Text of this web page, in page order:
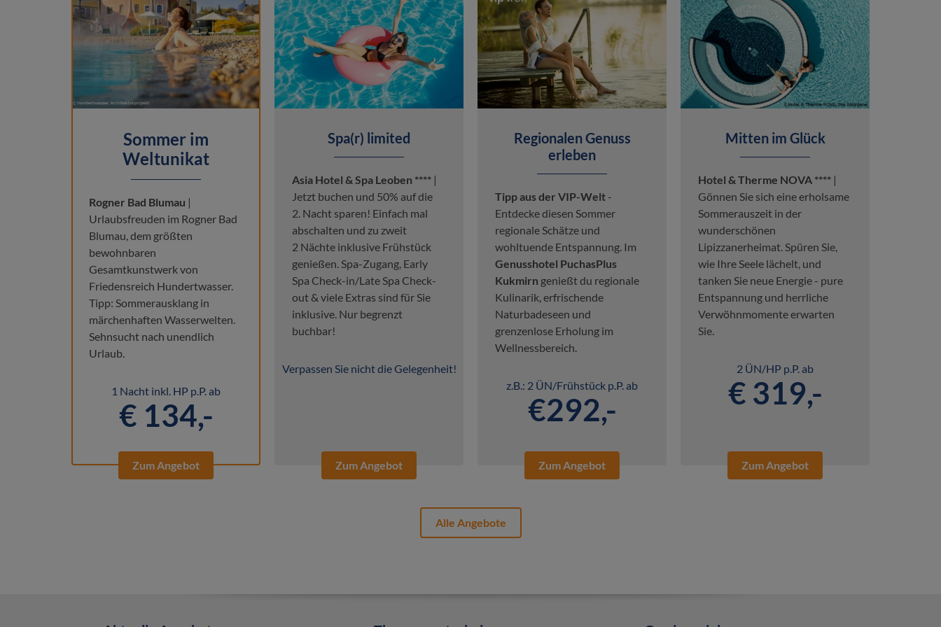
Sommer im
Weltunikat
Rogner Bad Blumau |
Urlaubsfreuden im Rogner Bad
Blumau, dem größten
bewohnbaren
Gesamtkunstwerk von
Friedensreich Hundertwasser.
Tipp: Sommerausklang in
märchenhaften Wasserwelten.
Sehnsucht nach unendlich
Urlaub.
1 Nacht inkl. HP p.P. ab
€ 134,-
Zum Angebot
Spa(r) limited
Asia Hotel & Spa Leoben **** |
Jetzt buchen und 50% auf die
2. Nacht sparen! Einfach mal
abschalten und zu zweit
2 Nächte inklusive Frühstück
genießen. Spa-Zugang, Early
Spa Check-in/Late Spa Check-
out & viele Extras sind für Sie
inklusive. Nur begrenzt
buchbar!
Verpassen Sie nicht die Gelegenheit!
Zum Angebot
Regionalen Genuss
erleben
Tipp aus der VIP-Welt -
Entdecke diesen Sommer
regionale Schätze und
wohltuende Entspannung. Im
Genusshotel PuchasPlus
Kukmirn genießt du regionale
Kulinarik, erfrischende
Naturbadeseen und
grenzenlose Erholung im
Wellnessbereich.
z.B.: 2 ÜN/Frühstück p.P. ab
€292,-
Zum Angebot
Mitten im Glück
Hotel & Therme NOVA **** |
Gönnen Sie sich eine erholsame
Sommerauszeit in der
wunderschönen
Lipizzanerheimat. Spüren Sie,
wie Ihre Seele lächelt, und
tanken Sie neue Energie - pure
Entspannung und herrliche
Verwöhnmomente erwarten
Sie.
2 ÜN/HP p.P. ab
€ 319,-
Zum Angebot
Alle Angebote